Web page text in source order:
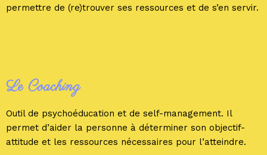
permettre de (re)trouver ses ressources et de s’en servir.
Le Coaching
Outil de psychoéducation et de self-management. Il
permet d’aider la personne à déterminer son objectif-
attitude et les ressources nécessaires pour l’atteindre.